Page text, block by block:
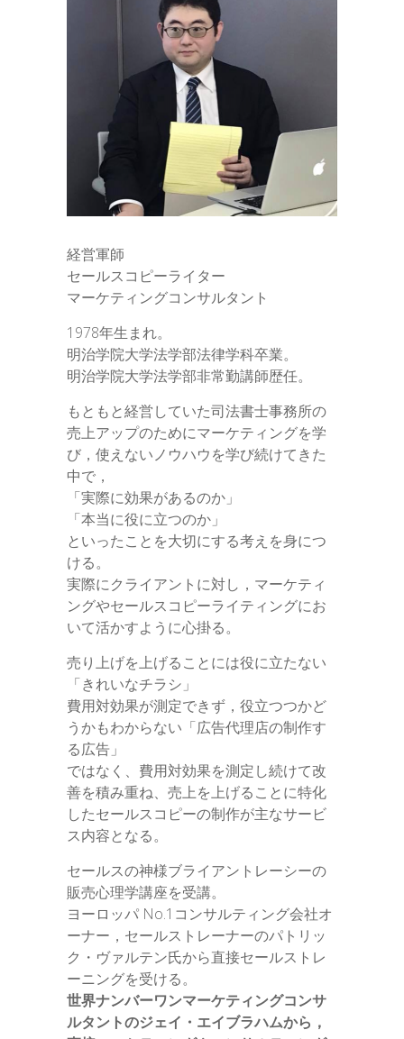
経営軍師
セールスコピーライター
マーケティングコンサルタント
1978年生まれ。
明治学院大学法学部法律学科卒業。
明治学院大学法学部非常勤講師歴任。
もともと経営していた司法書士事務所の
売上アップのためにマーケティングを学
び，使えないノウハウを学び続けてきた
中で，
「実際に効果があるのか」
「本当に役に立つのか」
といったことを大切にする考えを身につ
ける。
実際にクライアントに対し，マーケティ
ングやセールスコピーライティングにお
いて活かすように心掛る。
売り上げを上げることには役に立たない
「きれいなチラシ」
費用対効果が測定できず，役立つつかど
うかもわからない「広告代理店の制作す
る広告」
ではなく、費用対効果を測定し続けて改
善を積み重ね、売上を上げることに特化
したセールスコピーの制作が主なサービ
ス内容となる。
セールスの神様ブライアントレーシーの
販売心理学講座を受講。
ヨーロッパ No.1コンサルティング会社オ
ーナー，セールストレーナーのパトリッ
ク・ヴァルテン氏から直接セールストレ
ーニングを受ける。
世界ナンバーワンマーケティングコンサ
ルタントのジェイ・エイブラハムから，